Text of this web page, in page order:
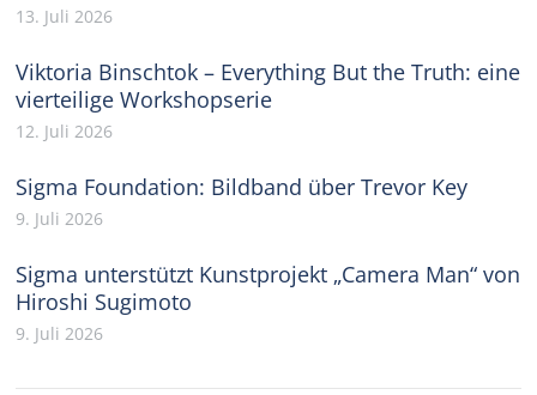
13. Juli 2026
Viktoria Binschtok – Everything But the Truth: eine
vierteilige Workshopserie
12. Juli 2026
Sigma Foundation: Bildband über Trevor Key
9. Juli 2026
Sigma unterstützt Kunstprojekt „Camera Man“ von
Hiroshi Sugimoto
9. Juli 2026